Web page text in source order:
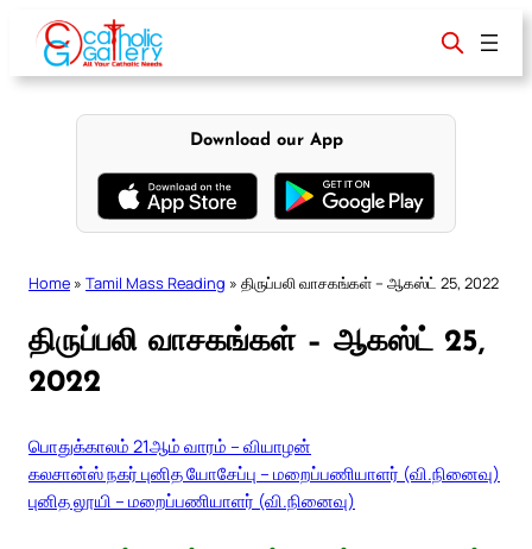
content
Download our App
Home » Tamil Mass Reading » திருப்பலி வாசகங்கள் – ஆகஸ்ட் 25, 2022
திருப்பலி வாசகங்கள் – ஆகஸ்ட் 25,
2022
பொதுக்காலம் 21ஆம் வாரம் – வியாழன்
கலசான்ஸ் நகர் புனித யோசேப்பு – மறைப்பணியாளர் (வி.நினைவு)
புனித லூயி – மறைப்பணியாளர் (வி.நினைவு)